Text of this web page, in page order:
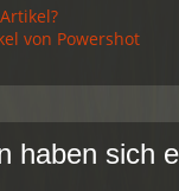
von Powershot
haben sich